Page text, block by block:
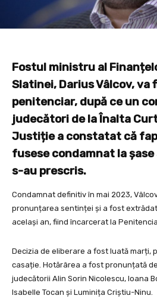
Fostul ministru al
Slatinei, Darius Vâlcov, va
penitenciar, după ce un
judecători de la Înalta
Justiție a constatat că
fusese condamnat la
s-au prescris.
Condamnat definitiv în mai 2023,
pronunțarea sentinței și a fost
același an, fiind încarcerat la
Decizia de eliberare a fost luată marți,
casație. Hotărârea a fost pronunțată
judecătorii Alin Sorin Nicolescu, Ioana
Isabelle Tocan și Luminița Criștiu-Ninu.